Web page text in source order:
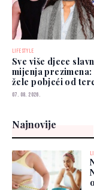
LIFESTYLE
Sve više djece
mijenja
žele pobjeći od
poznatih roditelja?
07. 08. 2026.
Najnovije